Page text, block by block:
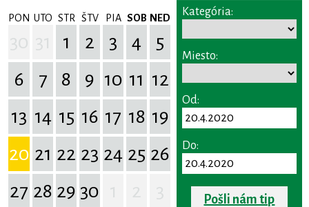
PON UTO STR ŠTV PIA SOB NED
1 2 3 4
5
6
7 8 9 10 11 12
13 14 15 16 17 18 19
20 21 22 23 24 25 26
27 28 29 30
Kategória:
Miesto:
Od:
Do:
Pošli nám tip